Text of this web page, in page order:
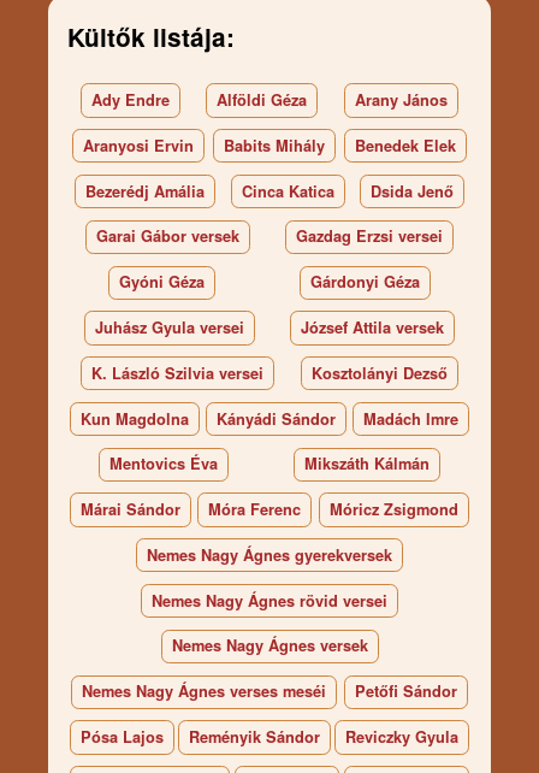
Kültők listája:
Ady Endre Alföldi Géza Arany János
Aranyosi Ervin Babits Mihály Benedek Elek
Bezerédj Amália Cinca Katica Dsida Jenő
Garai Gábor versek Gazdag Erzsi versei
Gyóni Géza Gárdonyi Géza
Juhász Gyula versei József Attila versek
K. László Szilvia versei Kosztolányi Dezső
Kun Magdolna Kányádi Sándor Madách Imre
Mentovics Éva Mikszáth Kálmán
Márai Sándor Móra Ferenc Móricz Zsigmond
Nemes Nagy Ágnes gyerekversek
Nemes Nagy Ágnes rövid versei
Nemes Nagy Ágnes versek
Nemes Nagy Ágnes verses meséi Petőfi Sándor
Pósa Lajos Reményik Sándor Reviczky Gyula